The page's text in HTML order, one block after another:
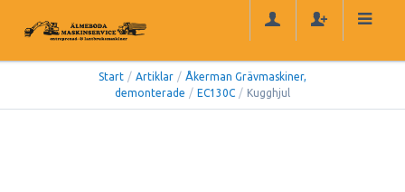
Start / Artiklar / Åkerman Grävmaskiner,
demonterade / EC130C / Kugghjul